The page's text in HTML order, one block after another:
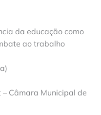
da educação como
ao trabalho
Câmara Municipal de